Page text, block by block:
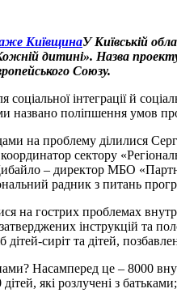
У Київській
дитині». Назва
Союзу.
інтеграції й
названо поліпшення умов
на проблему ділилися
координатор сектору
Дибайло – директор МБО
радник з питань
на гострих проблемах
інструкцій та
сиріт та дітей,
Насамперед це – 8000
які розлучені з